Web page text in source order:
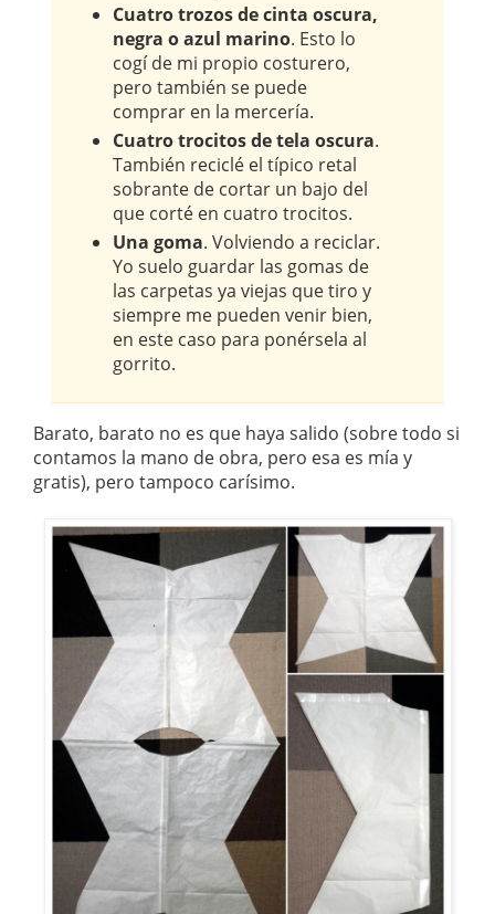
Cuatro trozos de cinta oscura,
negra o azul marino. Esto lo
cogí de mi propio costurero,
pero también se puede
comprar en la mercería.
Cuatro trocitos de tela oscura.
También reciclé el típico retal
sobrante de cortar un bajo del
que corté en cuatro trocitos.
Una goma. Volviendo a reciclar.
Yo suelo guardar las gomas de
las carpetas ya viejas que tiro y
siempre me pueden venir bien,
en este caso para ponérsela al
gorrito.
Barato, barato no es que haya salido (sobre todo si
contamos la mano de obra, pero esa es mía y
gratis), pero tampoco carísimo.